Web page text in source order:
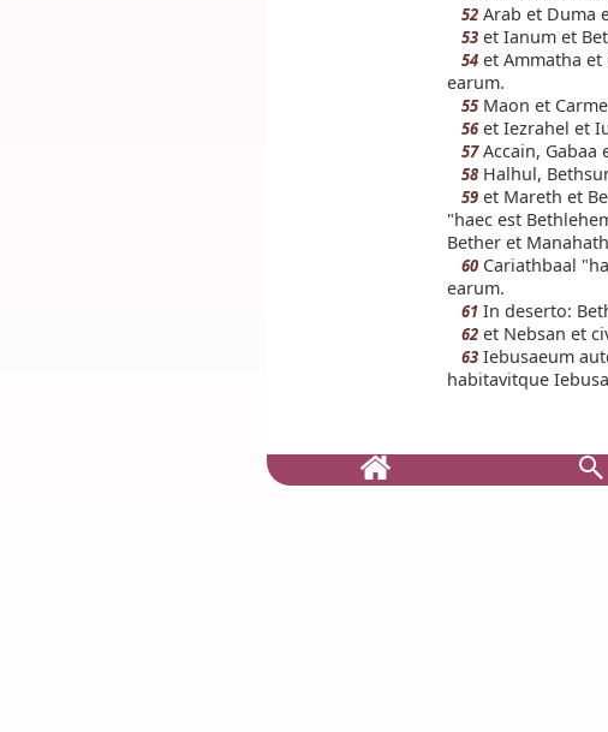
52 Arab et Duma
53 et Ianum et
54 et Ammatha
earum.
55 Maon et
56et Iezrahel et
57Accain, Gabaa
58 Halhul,
59 et Mareth et
"haec est
Bether et
60 Cariathbaal
earum.
61 In deserto:
62 et Nebsan et
63 Iebusaeum
habitavitque